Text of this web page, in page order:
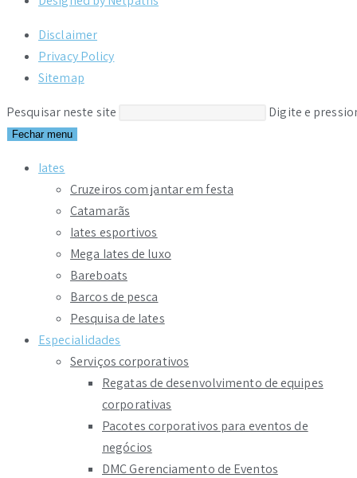
Disclaimer
Privacy Policy
Sitemap
Pesquisar neste site Digite e
Fechar menu
Iates
Cruzeiros com jantar em festa
Catamarãs
Iates esportivos
Mega Iates de luxo
Bareboats
Barcos de pesca
Pesquisa de Iates
Especialidades
Serviços corporativos
Regatas de desenvolvimento de equipes
corporativas
Pacotes corporativos para eventos de
negócios
DMC Gerenciamento de Eventos